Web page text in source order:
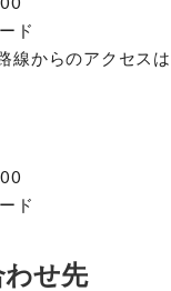
ド
線からのアクセスは
ド
せ先